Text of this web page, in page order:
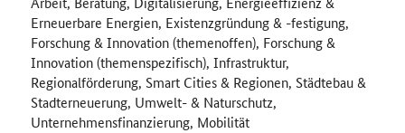
Erneuerbare Energien, Existenzgründung & -festigung,
Forschung & Innovation (themenoffen), Forschung &
Innovation (themenspezifisch), Infrastruktur,
Regionalförderung, Smart Cities & Regionen, Städtebau &
Stadterneuerung, Umwelt- & Naturschutz,
Unternehmensfinanzierung, Mobilität